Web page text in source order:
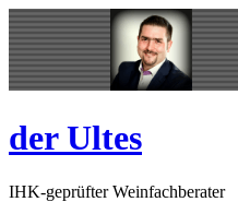
Skip
to
content
Open
Sidebar
der Ultes
IHK-geprüfter Weinfachberater